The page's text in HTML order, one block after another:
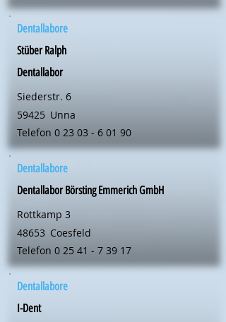
Dentallabore
Stüber Ralph
Dentallabor
Siederstr. 6
59425 Unna
Telefon 0 23 03 - 6 01 90
Dentallabore
Dentallabor Börsting Emmerich GmbH
Rottkamp 3
48653 Coesfeld
Telefon 0 25 41 - 7 39 17
Dentallabore
I-Dent